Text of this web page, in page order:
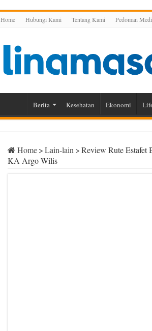
Home Hubungi Kami Tentang Kami Pedoman
Berita Kesehatan Ekonomi
Home >Lain-lain >Review Rute Estafet
KA Argo Wilis